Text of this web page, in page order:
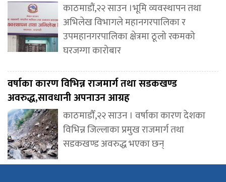
काठमाडौं,२२ साउन ।भूमि व्यवस्थापन तथा
अभिलेख विभागले महानगरपालिका र
उपमहानगरपालिका क्षेत्रमा ठूलो रकमको
घरजग्गा कारोबार
वर्षाका कारण विभिन्न राजमार्ग तथा सडकखण्ड
अवरुद्ध,सावधानी अपनाउन आग्रह
काठमाडौँ,२२ साउन । वर्षाका कारण देशका
विभिन्न जिल्लाका प्रमुख राजमार्ग तथा
सडकखण्ड अवरुद्ध भएका छन्